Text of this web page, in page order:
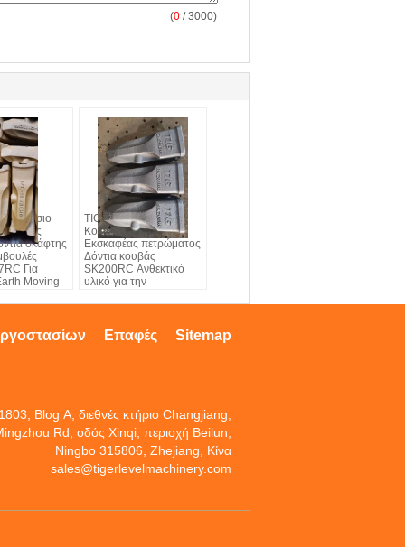
(0 / 3000)
σκάφτης
Για
Moving
TIG Brand Casting
Kobleco Sk200
Εκσκαφέας πετρώματος
Δόντια κουβάς
SK200RC Ανθεκτικό
υλικό για την
Sitemap
Επαφές
Blog Α, διεθνές κτήριο Changjiang,
Rd, οδός Xinqi, περιοχή Beilun,
Ningbo 315806, Zhejiang, Κίνα
sales@tigerlevelmachinery.com